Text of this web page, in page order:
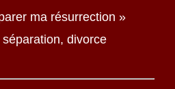
ma résurrection »
divorce